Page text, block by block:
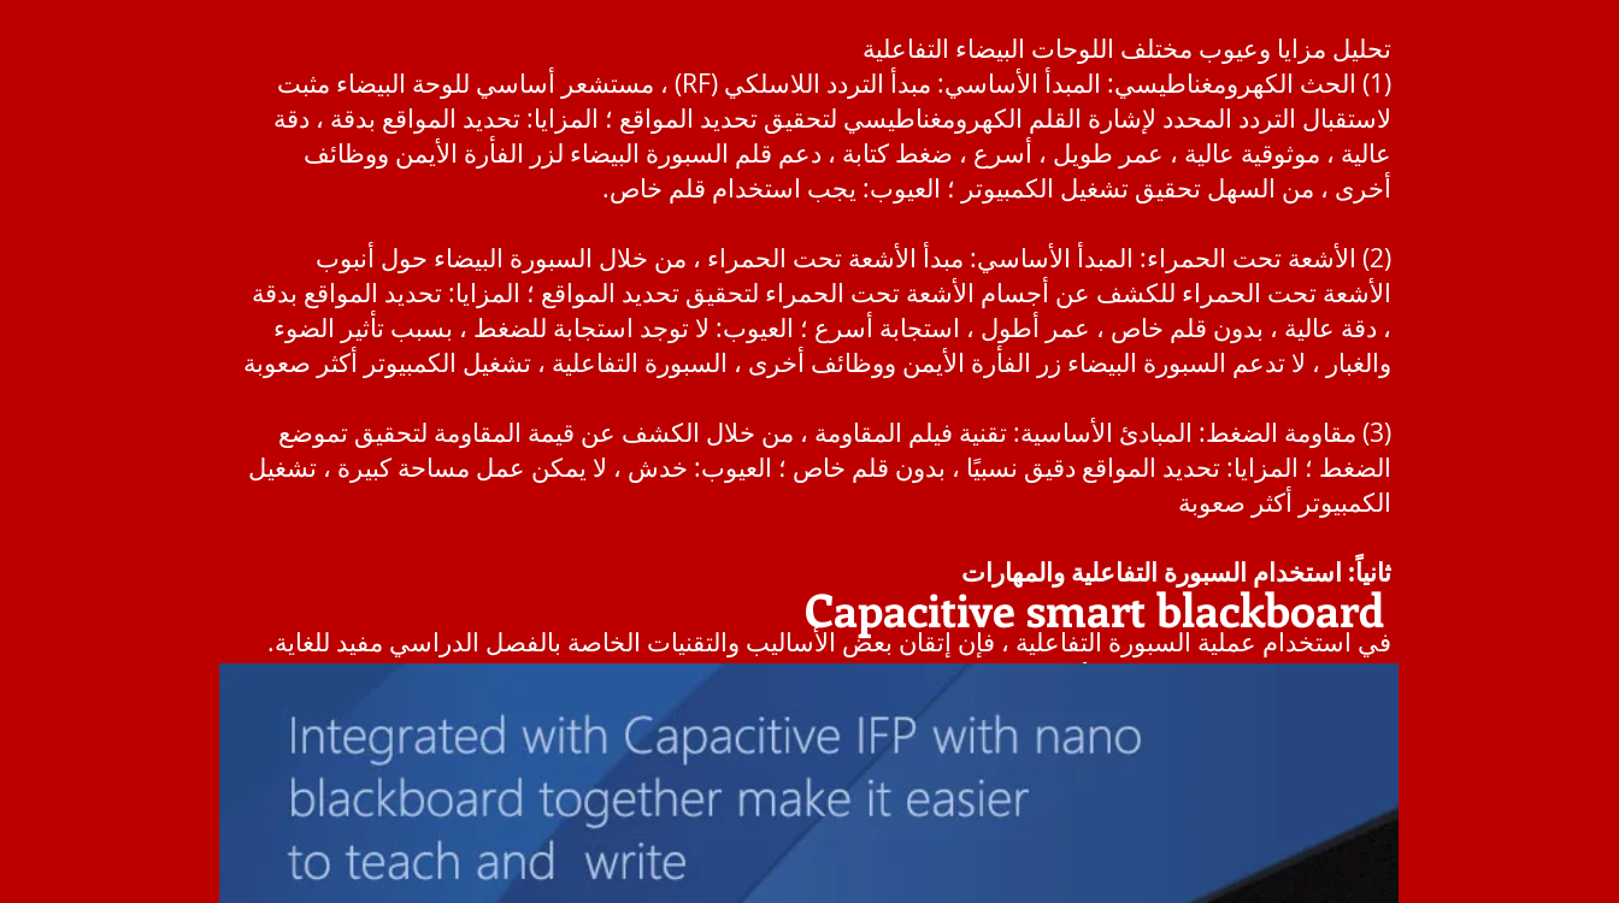
تحليل مزايا وعيوب مختلف اللوحات البيضاء التفاعلية
(1) الحث الكهرومغناطيسي: المبدأ الأساسي: مبدأ التردد اللاسلكي (RF) ، مستشعر أساسي للوحة البيضاء مثبت
لاستقبال التردد المحدد لإشارة القلم الكهرومغناطيسي لتحقيق تحديد المواقع ؛ المزايا: تحديد المواقع بدقة ، دقة
عالية ، موثوقية عالية ، عمر طويل ، أسرع ، ضغط كتابة ، دعم قلم السبورة البيضاء لزر الفأرة الأيمن ووظائف
أخرى ، من السهل تحقيق تشغيل الكمبيوتر ؛ العيوب: يجب استخدام قلم خاص.
(2) الأشعة تحت الحمراء: المبدأ الأساسي: مبدأ الأشعة تحت الحمراء ، من خلال السبورة البيضاء حول أنبوب
الأشعة تحت الحمراء للكشف عن أجسام الأشعة تحت الحمراء لتحقيق تحديد المواقع ؛ المزايا: تحديد المواقع بدقة
، دقة عالية ، بدون قلم خاص ، عمر أطول ، استجابة أسرع ؛ العيوب: لا توجد استجابة للضغط ، بسبب تأثير الضوء
والغبار ، لا تدعم السبورة البيضاء زر الفأرة الأيمن ووظائف أخرى ، السبورة التفاعلية ، تشغيل الكمبيوتر أكثر صعوبة
(3) مقاومة الضغط: المبادئ الأساسية: تقنية فيلم المقاومة ، من خلال الكشف عن قيمة المقاومة لتحقيق تموضع
الضغط ؛ المزايا: تحديد المواقع دقيق نسبيًا ، بدون قلم خاص ؛ العيوب: خدش ، لا يمكن عمل مساحة كبيرة ، تشغيل
الكمبيوتر أكثر صعوبة
ثانياً: استخدام السبورة التفاعلية والمهارات
في استخدام عملية السبورة التفاعلية ، فإن إتقان بعض الأساليب والتقنيات الخاصة بالفصل الدراسي مفيد للغاية.
بالطبع ، لا يمكن تجربة جميع الأساليب والتقنيات إلا من خلال ممارساتهم الخاصة ، وسيتم استخدامها بحرية.
المدونون التاليون Gan Lin peas (Xing Ruibin) باستخدامهم الخاص للتحدث عن بعض الأساليب والتقنيات الشائعة
قبل أن نتحدث عن الأساليب والتقنيات ، دعنا أولاً نميز بين ثلاثة أوضاع: وضع التحكم ، ووضع النافذة ، ووضع التعليق
التوضيحي.
Capacitive smart blackboard